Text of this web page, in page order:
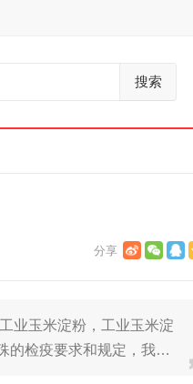
搜索
业玉米淀粉，工业玉米淀
的检疫要求和规定，我…